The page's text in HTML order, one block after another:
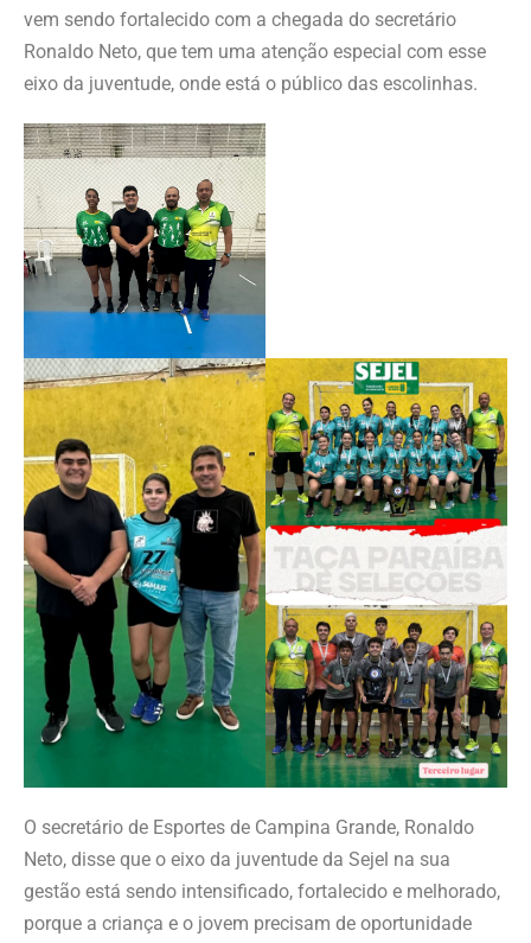
vem sendo fortalecido com a chegada do secretário
Ronaldo Neto, que tem uma atenção especial com esse
eixo da juventude, onde está o público das escolinhas.
O secretário de Esportes de Campina Grande, Ronaldo
Neto, disse que o eixo da juventude da Sejel na sua
gestão está sendo intensificado, fortalecido e melhorado,
porque a criança e o jovem precisam de oportunidade